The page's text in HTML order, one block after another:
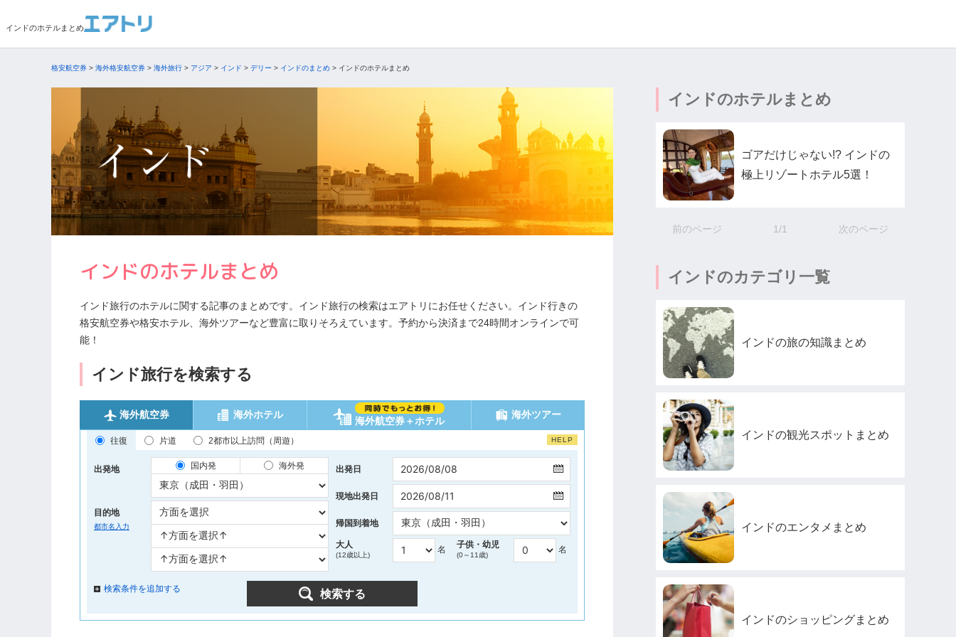
インドのホテルまとめ
格安航空券 > 海外格安航空券 > 海外旅行 > アジア > インド > デリー > インドのまとめ > インドのホテルまとめ
インドのホテルまとめ
インド旅行のホテルに関する記事のまとめです。インド旅行の検索はエアトリにお任せください。インド行きの
格安航空券や格安ホテル、海外ツアーなど豊富に取りそろえています。予約から決済まで24時間オンラインで可
能！
インド旅行を検索する
海外航空券 海外ホテル
海外航空券＋ホテル
海外ツアー
往復 片道 2都市以上訪問（周遊） HELP
出発地 国内発 海外発
目的地
都市名入力
出発日
現地出発日
帰国到着地
大人
(12歳以上)
名
子供・幼児
(0～11歳)
名
検索条件を追加する 検索する
インドのホテルまとめ
ゴアだけじゃない!? インドの
極上リゾートホテル5選！
前のページ 1/1 次のページ
インドのカテゴリ一覧
インドの旅の知識まとめ
インドの観光スポットまとめ
インドのエンタメまとめ
インドのショッピングまとめ